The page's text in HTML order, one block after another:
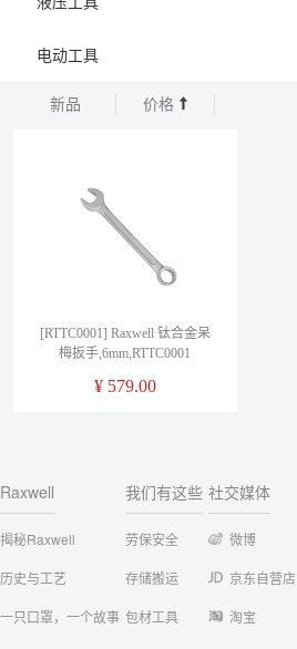
电动工具
新品 价格
[RTTC0001] Raxwell 钛合金呆
梅扳手,6mm,RTTC0001
¥ 579.00
Raxwell
揭秘Raxwell
历史与工艺
一只口罩，一个故事
我们有这些
劳保安全
存储搬运
包材工具
社交媒体
微博
京东自营店
淘宝